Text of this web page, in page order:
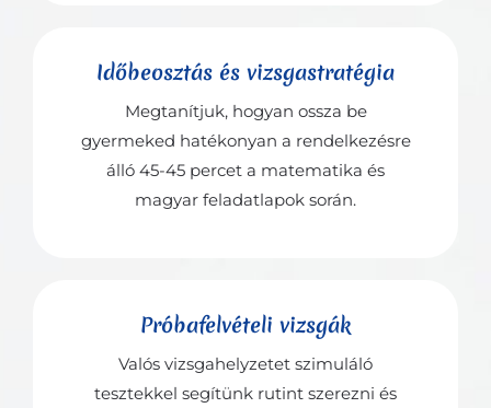
Időbeosztás és vizsgastratégia
Megtanítjuk, hogyan ossza be
gyermeked hatékonyan a rendelkezésre
álló 45-45 percet a matematika és
magyar feladatlapok során.
Próbafelvételi vizsgák
Valós vizsgahelyzetet szimuláló
tesztekkel segítünk rutint szerezni és